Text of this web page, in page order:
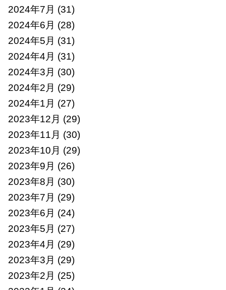
2024年7月 (31)
2024年6月 (28)
2024年5月 (31)
2024年4月 (31)
2024年3月 (30)
2024年2月 (29)
2024年1月 (27)
2023年12月 (29)
2023年11月 (30)
2023年10月 (29)
2023年9月 (26)
2023年8月 (30)
2023年7月 (29)
2023年6月 (24)
2023年5月 (27)
2023年4月 (29)
2023年3月 (29)
2023年2月 (25)